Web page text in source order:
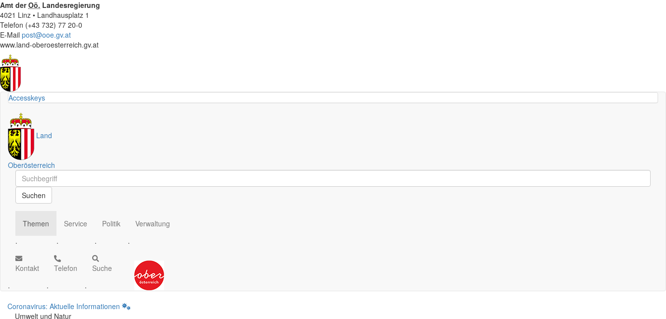
Amt derOö. Landesregierung
4021 Linz • Landhausplatz 1
Telefon (+43 732) 77 20-0
E-Mail post@ooe.gv.at
www.land-oberoesterreich.gv.at
Accesskeys
Land
Oberösterreich
Schnellsuche
Schnellsuche
Suchen
Themen
.
Service
.
Politik
.
Verwaltung
.
Kontakt
.
Telefon
.
Suche
.
Coronavirus: Aktuelle Informationen
Umwelt und Natur